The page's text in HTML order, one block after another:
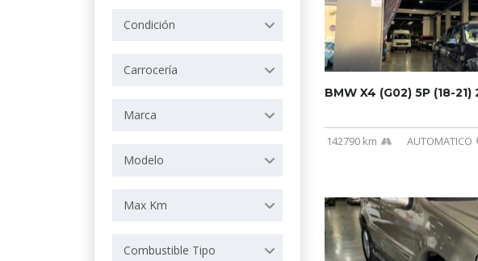
Condición
Carrocería
Marca
Modelo
Max Km
Combustible Tipo
BMW X4 (G02) 5P (18-21)
142790 km AUTOMATICO